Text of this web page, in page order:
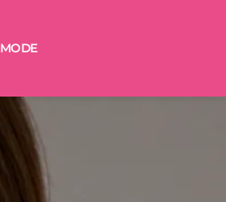
MODE